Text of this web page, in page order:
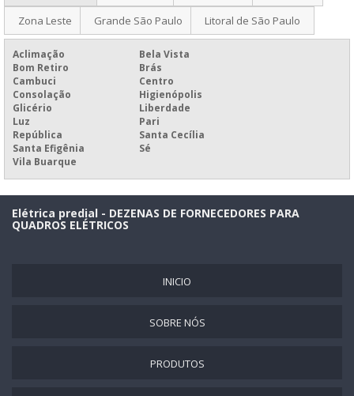
PAINEL ELETRÔNICO PREÇO
PAINEL MULTILINHAS ELETRÔNICO
PLACAR ELETRÔNICO ESPORTIVO PREÇO
PREÇO DE PAINEL ELETRÔNICO DE MENSAGEM
PAINEL ELÉTRICO INDUSTRIAL COMPLETO
Zona Leste
Grande São Paulo Litoral de São Paulo
Aclimação
Bela Vista
Bom Retiro
Brás
Cambuci
Centro
Consolação
Higienópolis
Glicério
Liberdade
Luz
Pari
República
Santa Cecília
Santa Efigênia
Sé
Vila Buarque
Elétrica predial - DEZENAS DE FORNECEDORES PARA
QUADROS ELÉTRICOS
INICIO
SOBRE NÓS
PRODUTOS